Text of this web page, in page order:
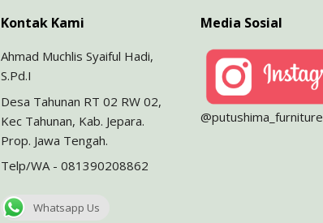
Kontak Kami
Ahmad Muchlis Syaiful Hadi,
S.Pd.I
Desa Tahunan RT 02 RW 02,
Kec Tahunan, Kab. Jepara.
Prop. Jawa Tengah.
Telp/WA - 081390208862
Whatsapp Us
Media Sosial
@putushima_furniture